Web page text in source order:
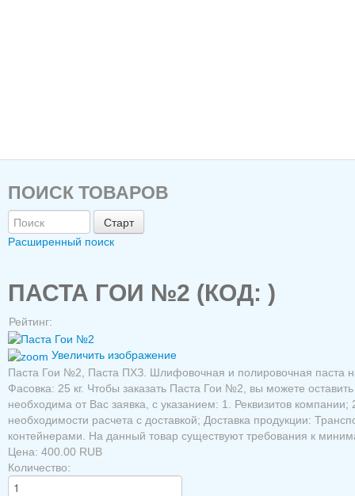
ПОИСК ТОВАРОВ
Расширенный поиск
ПАСТА ГОИ №2 (КОД: )
Рейтинг:
Увеличить изображение
Паста Гои №2, Паста ПХЗ. Шлифовочная и полировочная паста
Фасовка: 25 кг. Чтобы заказать Паста Гои №2, вы можете
необходима от Вас заявка, с указанием: 1. Реквизитов
необходимости расчета с доставкой; Доставка продукции:
контейнерами. На данный товар существуют требования к
Цена: 400.00 RUB
Количество: